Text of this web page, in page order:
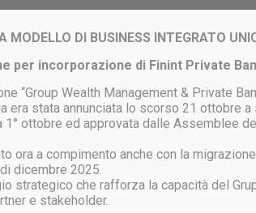
Login to your
ACCEDI
persa?
MODELLO DI BUSINESS INTEGRATO
per incorporazione di Finint Private
“Group Wealth Management & Private
era stata annunciata lo scorso 21 ottobre
1° ottobre ed approvata dalle Assemblee
ora a compimento anche con la
dicembre 2025.
strategico che rafforza la capacità del
e stakeholder.